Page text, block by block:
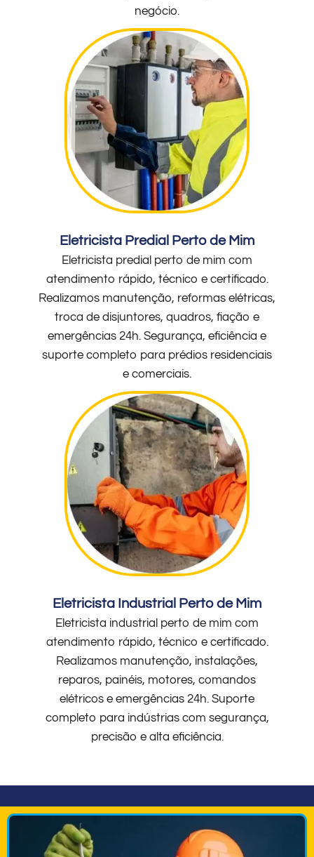
negócio.
Eletricista Predial Perto de Mim
Eletricista predial perto de mim com
atendimento rápido, técnico e certificado.
Realizamos manutenção, reformas elétricas,
troca de disjuntores, quadros, fiação e
emergências 24h. Segurança, eficiência e
suporte completo para prédios residenciais
e comerciais.
Eletricista Industrial Perto de Mim
Eletricista industrial perto de mim com
atendimento rápido, técnico e certificado.
Realizamos manutenção, instalações,
reparos, painéis, motores, comandos
elétricos e emergências 24h. Suporte
completo para indústrias com segurança,
precisão e alta eficiência.